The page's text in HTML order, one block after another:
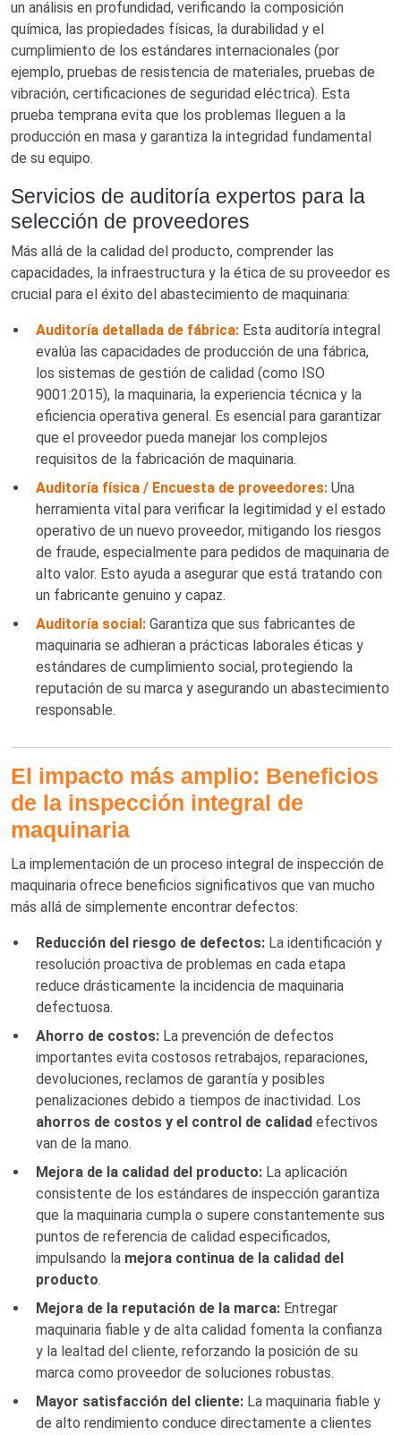
un análisis en profundidad, verificando la composición
química, las propiedades físicas, la durabilidad y el
cumplimiento de los estándares internacionales (por
ejemplo, pruebas de resistencia de materiales, pruebas de
vibración, certificaciones de seguridad eléctrica). Esta
prueba temprana evita que los problemas lleguen a la
producción en masa y garantiza la integridad fundamental
de su equipo.
Servicios de auditoría expertos para la
selección de proveedores
Más allá de la calidad del producto, comprender las
capacidades, la infraestructura y la ética de su proveedor es
crucial para el éxito del abastecimiento de maquinaria:
Auditoría detallada de fábrica: Esta auditoría integral
evalúa las capacidades de producción de una fábrica,
los sistemas de gestión de calidad (como ISO
9001:2015), la maquinaria, la experiencia técnica y la
eficiencia operativa general. Es esencial para garantizar
que el proveedor pueda manejar los complejos
requisitos de la fabricación de maquinaria.
Auditoría física / Encuesta de proveedores: Una
herramienta vital para verificar la legitimidad y el estado
operativo de un nuevo proveedor, mitigando los riesgos
de fraude, especialmente para pedidos de maquinaria de
alto valor. Esto ayuda a asegurar que está tratando con
un fabricante genuino y capaz.
Auditoría social: Garantiza que sus fabricantes de
maquinaria se adhieran a prácticas laborales éticas y
estándares de cumplimiento social, protegiendo la
reputación de su marca y asegurando un abastecimiento
responsable.
El impacto más amplio: Beneficios
de la inspección integral de
maquinaria
La implementación de un proceso integral de inspección de
maquinaria ofrece beneficios significativos que van mucho
más allá de simplemente encontrar defectos:
Reducción del riesgo de defectos: La identificación y
resolución proactiva de problemas en cada etapa
reduce drásticamente la incidencia de maquinaria
defectuosa.
Ahorro de costos: La prevención de defectos
importantes evita costosos retrabajos, reparaciones,
devoluciones, reclamos de garantía y posibles
penalizaciones debido a tiempos de inactividad. Los
ahorros de costos y el control de calidad efectivos
van de la mano.
Mejora de la calidad del producto: La aplicación
consistente de los estándares de inspección garantiza
que la maquinaria cumpla o supere constantemente sus
puntos de referencia de calidad especificados,
impulsando la mejora continua de la calidad del
producto.
Mejora de la reputación de la marca: Entregar
maquinaria fiable y de alta calidad fomenta la confianza
y la lealtad del cliente, reforzando la posición de su
marca como proveedor de soluciones robustas.
Mayor satisfacción del cliente: La maquinaria fiable y
de alto rendimiento conduce directamente a clientes